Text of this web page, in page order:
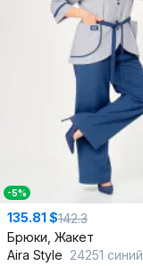
-5%
135.81 $142.3
Брюки, Жакет
Aira Style 24251 синий